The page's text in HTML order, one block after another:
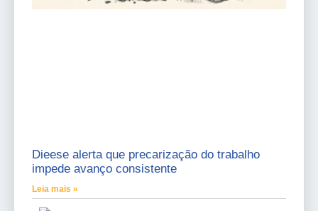
Dieese alerta que precarização do trabalho
impede avanço consistente
Leia mais »